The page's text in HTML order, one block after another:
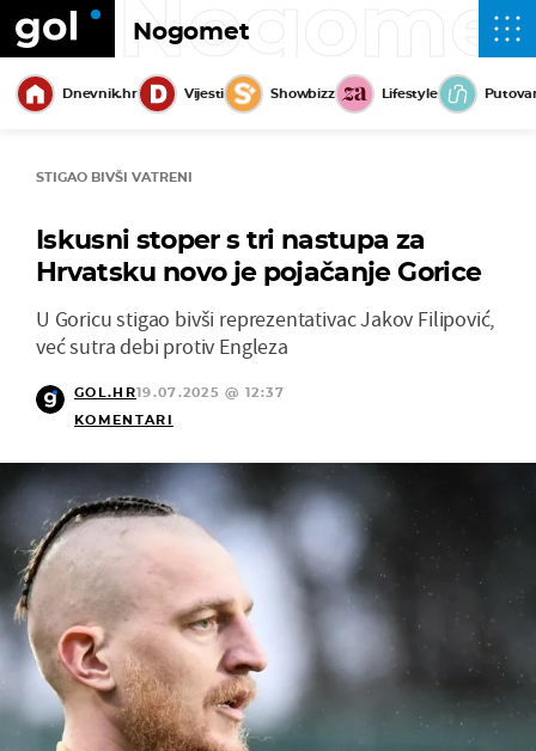
Nogomet
Dnevnik.hr Vijesti Showbizz Lifestyle
STIGAO BIVŠI VATRENI
Iskusni stoper s tri nastupa za
Hrvatsku novo je pojačanje Gorice
U Goricu stigao bivši reprezentativac Jakov Filipović,
već sutra debi protiv Engleza
GOL.HR19.07.2025 @ 12:37
KOMENTARI